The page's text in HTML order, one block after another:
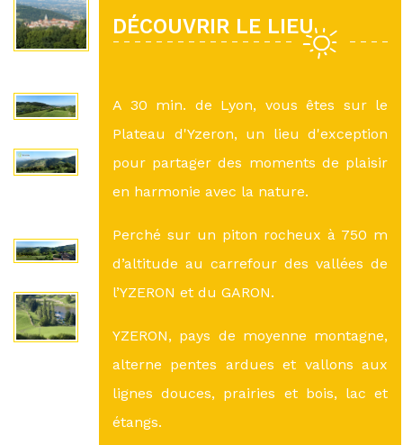
DÉCOUVRIR LE LIEU
A 30 min. de Lyon, vous êtes sur le
Plateau d'Yzeron, un lieu d'exception
pour partager des moments de plaisir
en harmonie avec la nature.
Perché sur un piton rocheux à 750 m
d’altitude au carrefour des vallées de
l’YZERON et du GARON.
YZERON, pays de moyenne montagne,
alterne pentes ardues et vallons aux
lignes douces, prairies et bois, lac et
étangs.